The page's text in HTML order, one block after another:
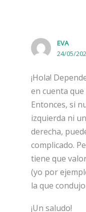
EVA
24/05/
¡Hola!
en cuenta
Entonces, si
izquierda ni
derecha,
complicado.
tiene que
(yo por
la que
¡Un saludo!